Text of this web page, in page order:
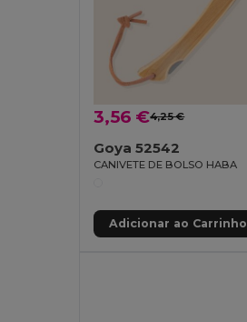
3,56 €4,25 €
Goya 52542
CANIVETE DE BOLSO HABA
Adicionar ao Carrinho